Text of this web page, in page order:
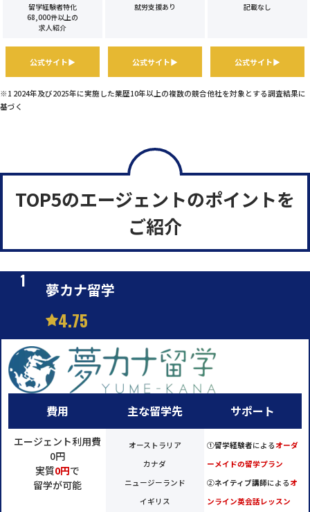
留学経験者特化
68,000件以上の
求人紹介
就労支援あり
記載なし
公式サイト▶ 公式サイト▶ 公式サイト▶
※1 2024年及び2025年に実施した業歴10年以上の複数の競合他社を対象とする調査結果に
基づく
TOP5のエージェントのポイントを
ご紹介
夢カナ留学
4.75
費用
エージェント利用費
0円
実質0円で
留学が可能
主な留学先
オーストラリア
カナダ
ニュージーランド
イギリス
サポート
①留学経験者による オーダ
ーメイドの留学プラン
②ネイティブ講師による オ
ンライン英会話レッスン